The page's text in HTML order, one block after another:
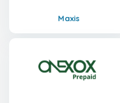
Maxis